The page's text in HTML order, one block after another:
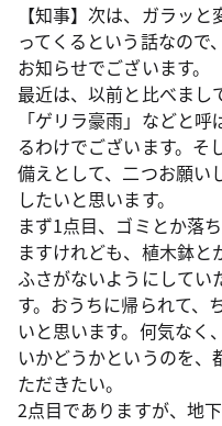
【知事】次は、ガラッ
ってくるという話なので
お知らせでございます。
最近は、以前と比べまし
「ゲリラ豪雨」などと
るわけでございます。そ
備えとして、二つお願い
したいと思います。
まず1点目、ゴミとか落
ますけれども、植木鉢と
ふさがないようにしてい
す。おうちに帰られて、
いと思います。何気なく
いかどうかというのを、
ただきたい。
2点目でありますが、地